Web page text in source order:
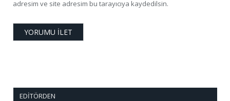
adresim ve site adresim bu tarayıcıya kaydedilsin.
EDITÖRDEN